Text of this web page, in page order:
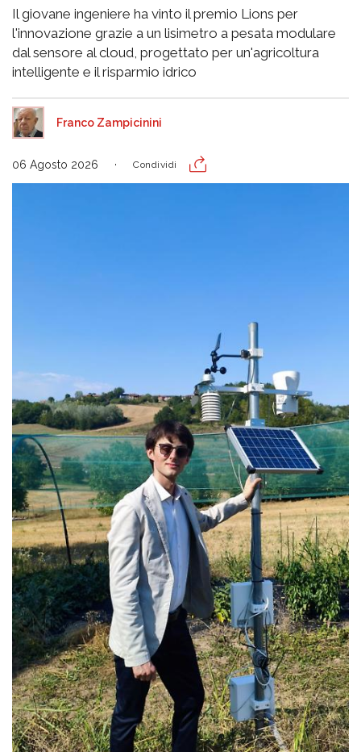
Il giovane ingeniere ha vinto il premio Lions per
l'innovazione grazie a un lisimetro a pesata modulare
dal sensore al cloud, progettato per un'agricoltura
intelligente e il risparmio idrico
Franco Zampicinini
06 Agosto 2026 Condividi